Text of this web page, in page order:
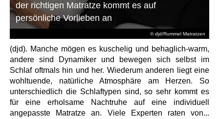
© djd/Rummel Matratzen
der richtigen Matratze kommt es auf
persönliche Vorlieben an
(djd). Manche mögen es kuschelig und behaglich-warm,
andere sind Dynamiker und bewegen sich selbst im
Schlaf oftmals hin und her. Wiederum anderen liegt eine
wohltuende, natürliche Atmosphäre am Herzen. So
unterschiedlich die Schlaftypen sind, so sehr kommt es
für eine erholsame Nachtruhe auf eine individuell
angepasste Matratze an. Viele Experten raten von...